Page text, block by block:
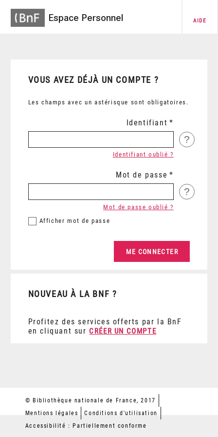
Espace Personnel AIDE
VOUS AVEZ DÉJÀ UN COMPTE ?
Les champs avec un astérisque sont obligatoires.
Identifiant
?
Identifiant oublié ?
Mot de passe
?
Afficher mot de passe
Mot de passe oublié ?
NOUVEAU À LA BNF ?
Profitez des services offerts par la BnF
en cliquant sur CRÉER UN COMPTE
© Bibliothèque nationale de France, 2017
Mentions légales
Conditions d'utilisation
Accessibilité : Partiellement conforme